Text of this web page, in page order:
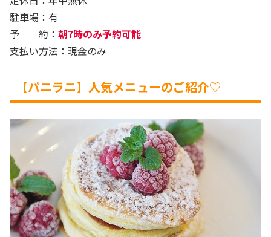
駐車場：有
予 約： 朝7時のみ予約可能
支払い方法：現金のみ
【パニラニ】人気メニューのご紹介♡